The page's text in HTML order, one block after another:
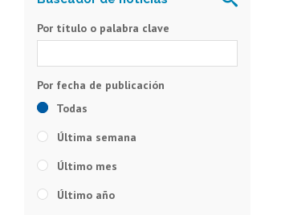
Por título o palabra clave
Todas
Última semana
Último mes
Último año